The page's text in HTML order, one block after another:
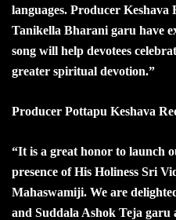
languages. Producer
Tanikella Bharani garu have
song will help devotees
greater spiritual devotion.”
Producer Pottapu Keshava
“It is a great honor to launch
presence of His Holiness Sri
Mahaswamiji. We are
and Suddala Ashok Teja garu